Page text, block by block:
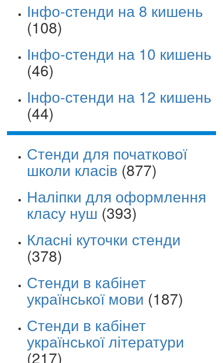
Інфо-стенди на 8 кишень
(108)
Інфо-стенди на 10 кишень
(46)
Інфо-стенди на 12 кишень
(44)
Стенди для початкової
школи класів (877)
Наліпки для оформлення
класу нуш (393)
Класні куточки стенди
(378)
Стенди в кабінет
української мови (187)
Стенди в кабінет
української літератури
(217)